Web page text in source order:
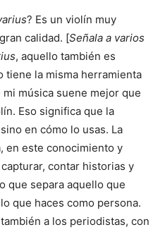
? Es un violín muy
calidad. [Señala a varios
, aquello también es
tiene la misma herramienta
música suene mejor que
Eso significa que la
en cómo lo usas. La
en este conocimiento y
contar historias y
que separa aquello que
que haces como persona.
a los periodistas, con